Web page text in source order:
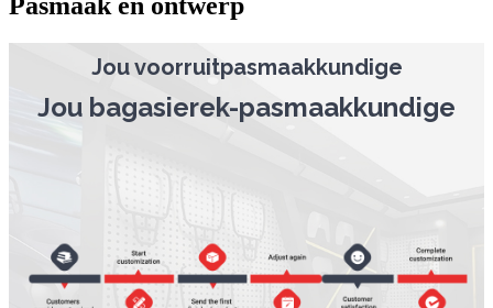
Jou voorruitpasmaakkundige
Jou bagasierek-pasmaakkundige